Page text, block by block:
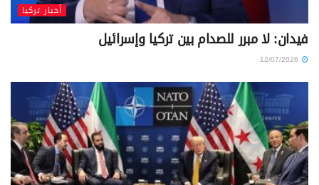
أخبار تركيا
فيدان: لا مبرر للصدام بين تركيا وإسرائيل